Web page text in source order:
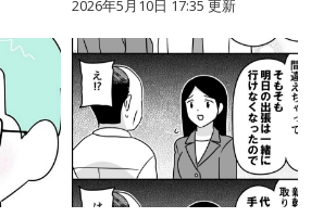
2026年5月10日 17:35 更新